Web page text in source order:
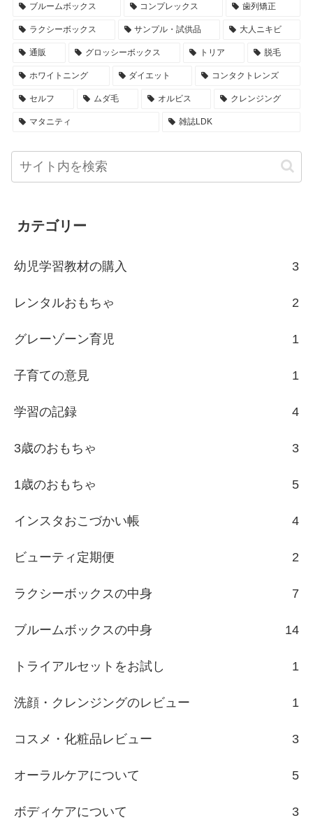
ブルームボックス コンプレックス 歯列矯正
ラクシーボックス サンプル・試供品 大人ニキビ
通販 グロッシーボックス トリア 脱毛
ホワイトニング ダイエット コンタクトレンズ
セルフ ムダ毛 オルビス クレンジング
マタニティ 雑誌LDK
カテゴリー
幼児学習教材の購入 3
レンタルおもちゃ 2
グレーゾーン育児 1
子育ての意見 1
学習の記録 4
3歳のおもちゃ 3
1歳のおもちゃ 5
インスタおこづかい帳 4
ビューティ定期便 2
ラクシーボックスの中身 7
ブルームボックスの中身 14
トライアルセットをお試し 1
洗顔・クレンジングのレビュー 1
コスメ・化粧品レビュー 3
オーラルケアについて 5
ボディケアについて 3